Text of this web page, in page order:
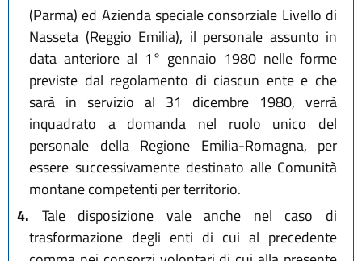
(Parma) ed Azienda speciale consorziale Livello di
Nasseta (Reggio Emilia), il personale assunto in
data anteriore al 1° gennaio 1980 nelle forme
previste dal regolamento di ciascun ente e che
sarà in servizio al 31 dicembre 1980, verrà
inquadrato a domanda nel ruolo unico del
personale della Regione Emilia-Romagna, per
essere successivamente destinato alle Comunità
montane competenti per territorio.
4. Tale disposizione vale anche nel caso di
trasformazione degli enti di cui al precedente